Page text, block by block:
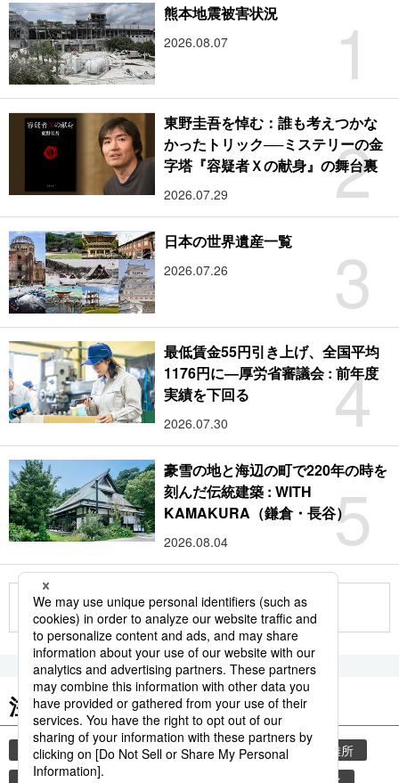
1
熊本地震被害状況
2026.08.07
2
東野圭吾を悼む：誰も考えつかな
かったトリック──ミステリーの金
字塔『容疑者Ｘの献身』の舞台裏
2026.07.29
3
日本の世界遺産一覧
2026.07.26
4
最低賃金55円引き上げ、全国平均
1176円に―厚労省審議会 : 前年度
実績を下回る
2026.07.30
5
豪雪の地と海辺の町で220年の時を
刻んだ伝統建築 : WITH
KAMAKURA（鎌倉・長谷）
2026.08.04
もっと見る
注目のキーワード
共同通信ニュース 気象・災害 災害
避難所